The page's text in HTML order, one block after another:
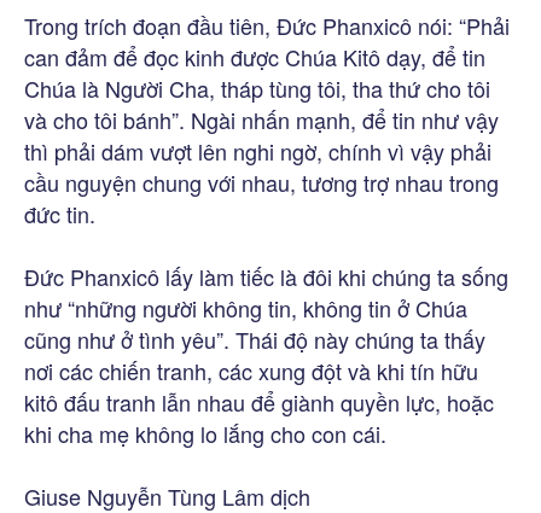
Trong trích đoạn đầu tiên, Đức Phanxicô nói: “Phải
can đảm để đọc kinh được Chúa Kitô dạy, để tin
Chúa là Người Cha, tháp tùng tôi, tha thứ cho tôi
và cho tôi bánh”. Ngài nhấn mạnh, để tin như vậy
thì phải dám vượt lên nghi ngờ, chính vì vậy phải
cầu nguyện chung với nhau, tương trợ nhau trong
đức tin.
Đức Phanxicô lấy làm tiếc là đôi khi chúng ta sống
như “những người không tin, không tin ở Chúa
cũng như ở tình yêu”. Thái độ này chúng ta thấy
nơi các chiến tranh, các xung đột và khi tín hữu
kitô đấu tranh lẫn nhau để giành quyền lực, hoặc
khi cha mẹ không lo lắng cho con cái.
Giuse Nguyễn Tùng Lâm dịch